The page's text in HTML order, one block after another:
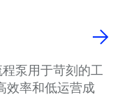
泵用于苛刻的工
效率和低运营成